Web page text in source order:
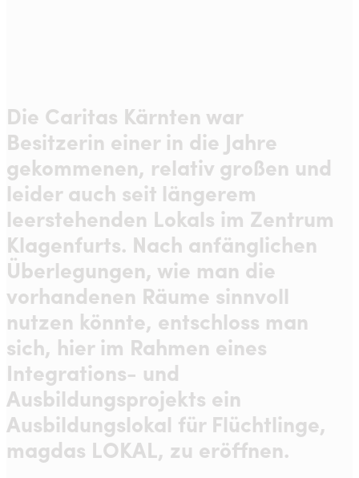
Die Caritas Kärnten war
Besitzerin einer in die Jahre
gekommenen, relativ großen und
leider auch seit längerem
leerstehenden Lokals im Zentrum
Klagenfurts. Nach anfänglichen
Überlegungen, wie man die
vorhandenen Räume sinnvoll
nutzen könnte, entschloss man
sich, hier im Rahmen eines
Integrations- und
Ausbildungsprojekts ein
Ausbildungslokal für Flüchtlinge,
magdas LOKAL, zu eröffnen.